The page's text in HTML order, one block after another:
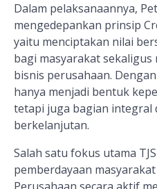
Dalam pelaksanaannya,
mengedepankan prinsip
yaitu menciptakan nilai
bagi masyarakat
bisnis perusahaan.
hanya menjadi bentuk
tetapi juga bagian integral
berkelanjutan.
Salah satu fokus utama
pemberdayaan